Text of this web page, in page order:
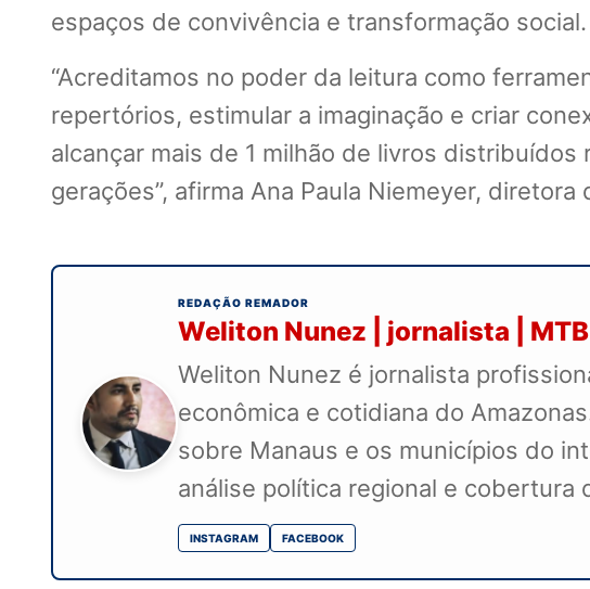
espaços de convivência e transformação social.
“Acreditamos no poder da leitura como
repertórios, estimular a imaginação e criar
alcançar mais de 1 milhão de livros
gerações”, afirma Ana Paula Niemeyer, diretora
REDAÇÃO REMADOR
Weliton Nunez | jornalista |
Weliton Nunez é jornalista
econômica e cotidiana do
sobre Manaus e os municípios do
análise política regional e cobertura
INSTAGRAM FACEBOOK